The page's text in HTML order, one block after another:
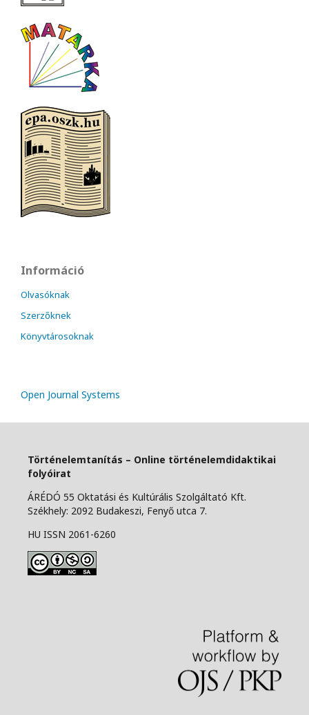
Információ
Olvasóknak
Szerzőknek
Könyvtárosoknak
Open Journal Systems
Történelemtanítás – Online történelemdidaktikai
folyóirat
ÁRÉDÓ 55 Oktatási és Kultúrális Szolgáltató Kft.
Székhely: 2092 Budakeszi, Fenyő utca 7.
HU ISSN 2061-6260